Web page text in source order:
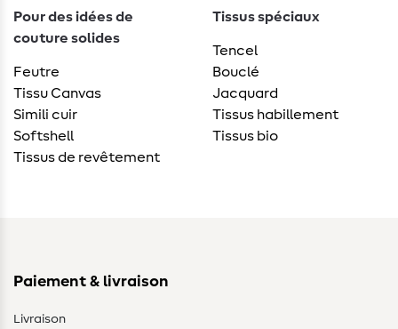
Pour des idées de
couture solides
Feutre
Tissu Canvas
Simili cuir
Softshell
Tissus de revêtement
Tissus spéciaux
Tencel
Bouclé
Jacquard
Tissus habillement
Tissus bio
Paiement & livraison
Livraison